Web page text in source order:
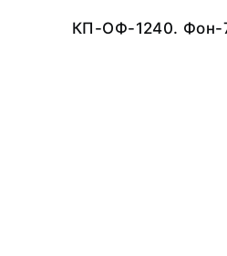
КП-ОФ-1240. Фон-